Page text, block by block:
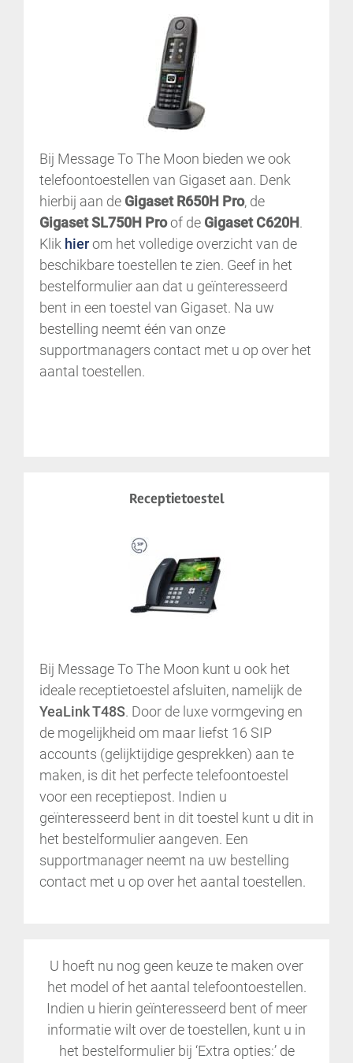
Bij Message To The Moon bieden we ook
telefoontoestellen van Gigaset aan. Denk
hierbij aan de Gigaset R650H Pro, de
Gigaset SL750H Proof de Gigaset C620H.
Klik hierom het volledige overzicht van de
beschikbare toestellen te zien. Geef in het
bestelformulier aan dat u geïnteresseerd
bent in een toestel van Gigaset. Na uw
bestelling neemt één van onze
supportmanagers contact met u op over het
aantal toestellen.
Receptietoestel
Bij Message To The Moon kunt u ook het
ideale receptietoestel afsluiten, namelijk de
YeaLink T48S. Door de luxe vormgeving en
de mogelijkheid om maar liefst 16 SIP
accounts (gelijktijdige gesprekken) aan te
maken, is dit het perfecte telefoontoestel
voor een receptiepost. Indien u
geïnteresseerd bent in dit toestel kunt u dit in
het bestelformulier aangeven. Een
supportmanager neemt na uw bestelling
contact met u op over het aantal toestellen.
U hoeft nu nog geen keuze te maken over
het model of het aantal telefoontoestellen.
Indien u hierin geïnteresseerd bent of meer
informatie wilt over de toestellen, kunt u in
het bestelformulier bij ‘Extra opties:’ de